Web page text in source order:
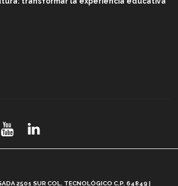
2501 SUR COL. TECNOLÓGICO C.P. 64849 |